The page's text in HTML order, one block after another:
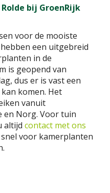
bij GroenRijk
voor de mooiste
een uitgebreid
in de
is geopend van
dus er is vast een
komen. Het
vanuit
en Norg. Voor tuin
altijd contact met ons
voor kamerplanten